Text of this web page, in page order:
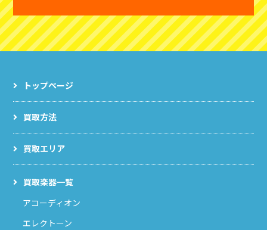
トップページ
買取方法
買取エリア
買取楽器一覧
アコーディオン
エレクトーン